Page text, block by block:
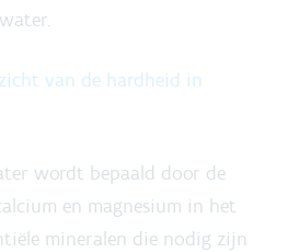
van de hardheid in
wordt bepaald door de
en magnesium in het
mineralen die nodig zijn